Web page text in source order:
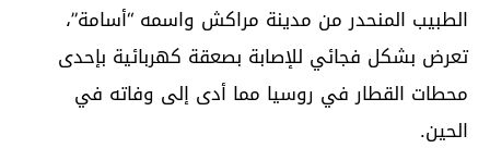
الطبيب المنحدر من مدينة مراكش واسمه “أسامة”،
تعرض بشكل فجائي للإصابة بصعقة كهربائية بإحدى
محطات القطار في روسيا مما أدى إلى وفاته في
الحين.